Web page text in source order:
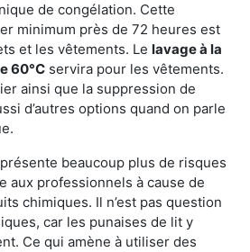
de congélation. Cette
minimum près de 72 heures est
et les vêtements. Le lavage à la
60°C servira pour les vêtements.
ainsi que la suppression de
d’autres options quand on parle
beaucoup plus de risques
aux professionnels à cause de
chimiques. Il n’est pas question
car les punaises de lit y
Ce qui amène à utiliser des